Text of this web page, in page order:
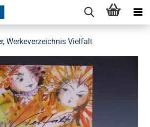
Werkeverzeichnis Vielfalt